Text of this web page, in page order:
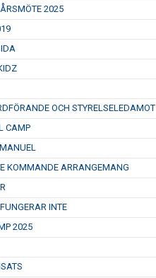
2025
OCH STYRELSELEDAMOT
CAMP
KOMMANDE ARRANGEMANG
INTE
2025